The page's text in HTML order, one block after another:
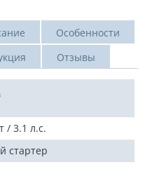
Особенности
Отзывы
/ 3.1 л.с.
стартер